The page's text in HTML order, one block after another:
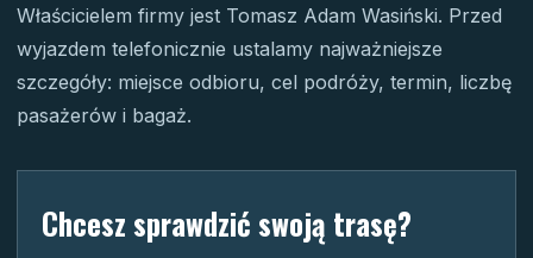
Właścicielem firmy jest Tomasz Adam Wasiński. Przed
wyjazdem telefonicznie ustalamy najważniejsze
szczegóły: miejsce odbioru, cel podróży, termin, liczbę
pasażerów i bagaż.
Chcesz sprawdzić swoją trasę?